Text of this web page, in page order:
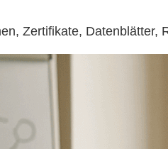
Zertifikate, Datenblätter,